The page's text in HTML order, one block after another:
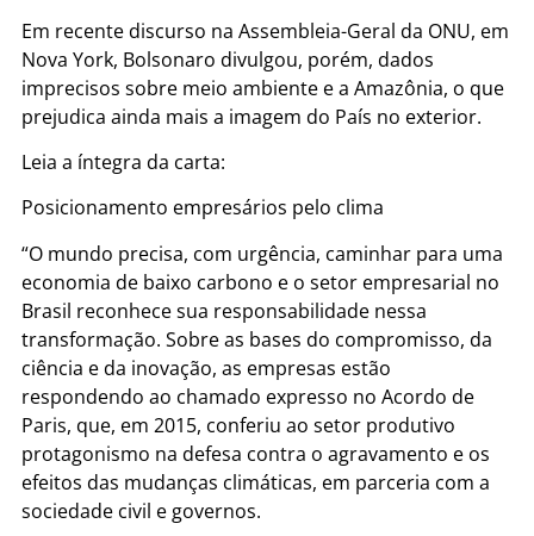
Em recente discurso na Assembleia-Geral da ONU, em
Nova York, Bolsonaro divulgou, porém, dados
imprecisos sobre meio ambiente e a Amazônia, o que
prejudica ainda mais a imagem do País no exterior.
Leia a íntegra da carta:
Posicionamento empresários pelo clima
“O mundo precisa, com urgência, caminhar para uma
economia de baixo carbono e o setor empresarial no
Brasil reconhece sua responsabilidade nessa
transformação. Sobre as bases do compromisso, da
ciência e da inovação, as empresas estão
respondendo ao chamado expresso no Acordo de
Paris, que, em 2015, conferiu ao setor produtivo
protagonismo na defesa contra o agravamento e os
efeitos das mudanças climáticas, em parceria com a
sociedade civil e governos.